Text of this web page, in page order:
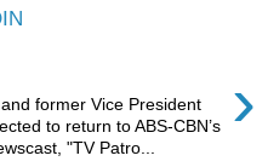
›
former Vice President
to return to ABS-CBN’s
"TV Patro...